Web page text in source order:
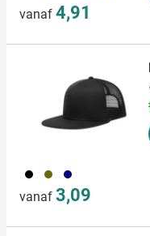
vanaf 4,91
001 402 536
vanaf 3,09